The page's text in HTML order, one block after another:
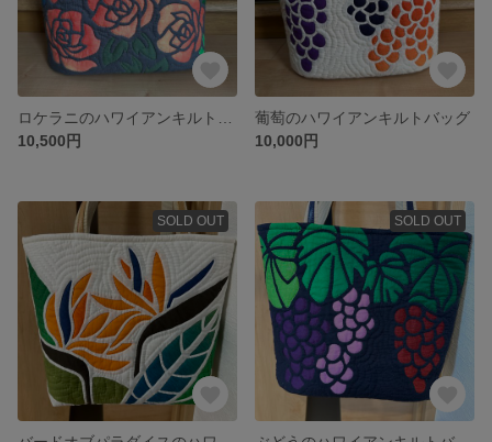
10,500円
葡萄のハワイアンキルトバッグ
10,000円
SOLD OUT SOLD OUT